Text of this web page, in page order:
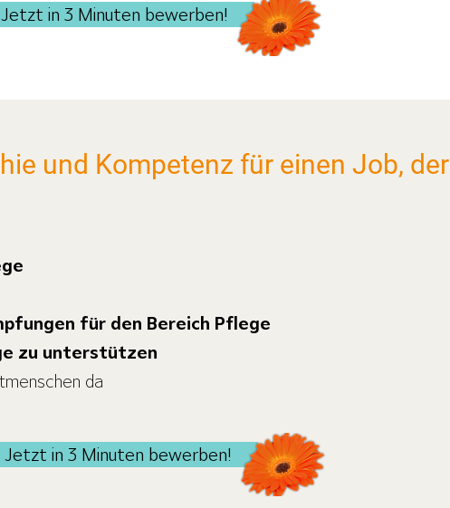
Jetzt in 3 Minuten bewerben!
und Kompetenz für einen Job, der
für den Bereich Pflege
zu unterstützen
da
Jetzt in 3 Minuten bewerben!